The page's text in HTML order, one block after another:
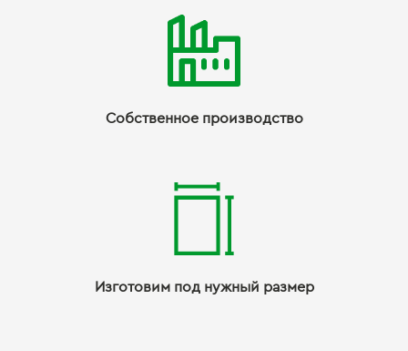
Собственное производство
Изготовим под нужный размер